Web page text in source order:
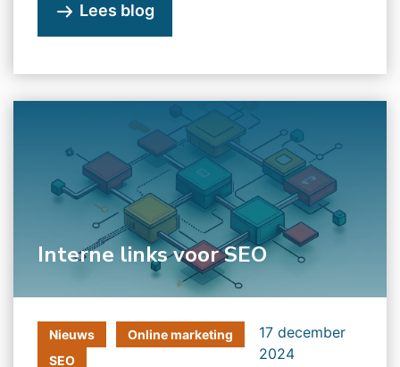
Lees blog
Interne links voor SEO
Nieuws
Online marketing
SEO
17 december
2024